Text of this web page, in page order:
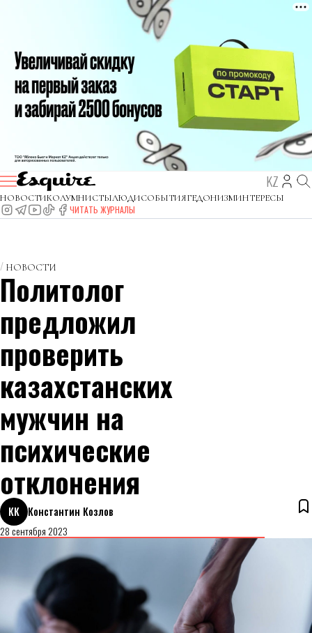
KZ
НОВОСТИКОЛУМНИСТЫЛЮДИСОБЫТИЯГЕДОНИЗМИНТЕРЕСЫ
ЧИТАТЬ ЖУРНАЛЫ
НОВОСТИ
Политолог
предложил
проверить
казахстанских
мужчин на
психические
отклонения
КК
Константин Козлов
28 сентября 2023